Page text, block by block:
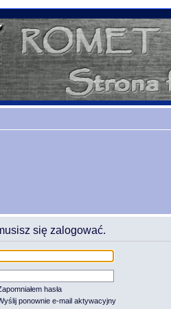
się zalogować.
hasła
ponownie e-mail aktywacyjny